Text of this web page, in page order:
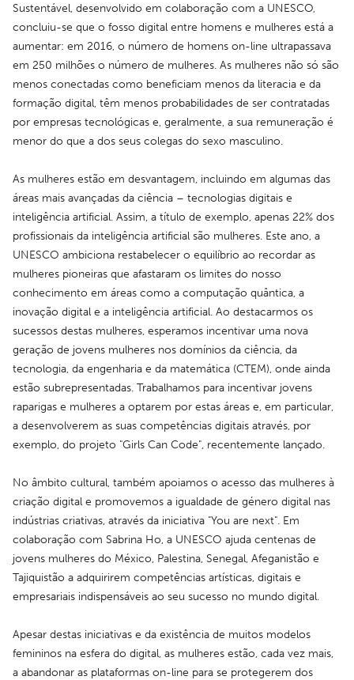
Sustentável, desenvolvido em colaboração com a UNESCO,
concluiu-se que o fosso digital entre homens e mulheres está a
aumentar: em 2016, o número de homens on-line ultrapassava
em 250 milhões o número de mulheres. As mulheres não só são
menos conectadas como beneficiam menos da literacia e da
formação digital, têm menos probabilidades de ser contratadas
por empresas tecnológicas e, geralmente, a sua remuneração é
menor do que a dos seus colegas do sexo masculino.
As mulheres estão em desvantagem, incluindo em algumas das
áreas mais avançadas da ciência – tecnologias digitais e
inteligência artificial. Assim, a título de exemplo, apenas 22% dos
profissionais da inteligência artificial são mulheres. Este ano, a
UNESCO ambiciona restabelecer o equilíbrio ao recordar as
mulheres pioneiras que afastaram os limites do nosso
conhecimento em áreas como a computação quântica, a
inovação digital e a inteligência artificial. Ao destacarmos os
sucessos destas mulheres, esperamos incentivar uma nova
geração de jovens mulheres nos domínios da ciência, da
tecnologia, da engenharia e da matemática (CTEM), onde ainda
estão subrepresentadas. Trabalhamos para incentivar jovens
raparigas e mulheres a optarem por estas áreas e, em particular,
a desenvolverem as suas competências digitais através, por
exemplo, do projeto "Girls Can Code", recentemente lançado.
No âmbito cultural, também apoiamos o acesso das mulheres à
criação digital e promovemos a igualdade de género digital nas
indústrias criativas, através da iniciativa "You are next". Em
colaboração com Sabrina Ho, a UNESCO ajuda centenas de
jovens mulheres do México, Palestina, Senegal, Afeganistão e
Tajiquistão a adquirirem competências artísticas, digitais e
empresariais indispensáveis ao seu sucesso no mundo digital.
Apesar destas iniciativas e da existência de muitos modelos
femininos na esfera do digital, as mulheres estão, cada vez mais,
a abandonar as plataformas on-line para se protegerem dos